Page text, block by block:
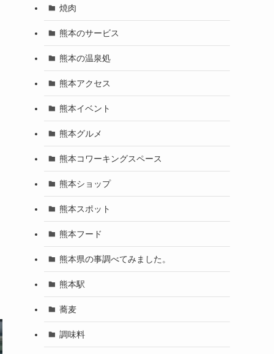
焼肉
熊本のサービス
熊本の温泉処
熊本アクセス
熊本イベント
熊本グルメ
熊本コワーキングスペース
熊本ショップ
熊本スポット
熊本フード
熊本県の事調べてみました。
熊本駅
蕎麦
調味料